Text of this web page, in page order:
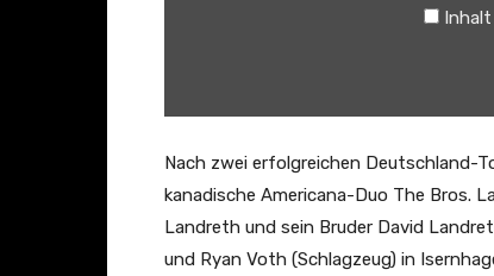
d
r
e
t
Inhalt
Nach zwei erfolgreichen Deutschland-
kanadische Americana-Duo The Bros.
Landreth und sein Bruder David
und Ryan Voth (Schlagzeug) in